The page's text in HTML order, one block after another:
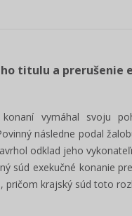
titulu a prerušenie
vymáhal svoju
následne podal
odklad jeho
súd exekučné konanie
pričom krajský súd toto